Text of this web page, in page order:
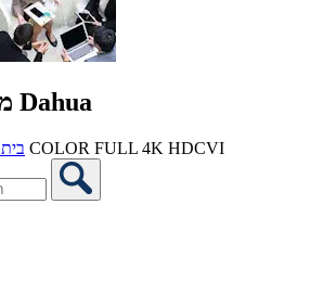
מצלמות אנלוגיות Dahua
בית מצלמת אבטחה צינור COLOR FULL 4K HDCVI